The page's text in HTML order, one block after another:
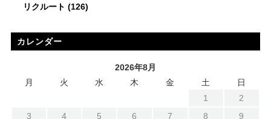
リクルート (126)
カレンダー
2026年8月
月
火 水 木 金 土
日
1
2
3
4 5 6 7 8
9